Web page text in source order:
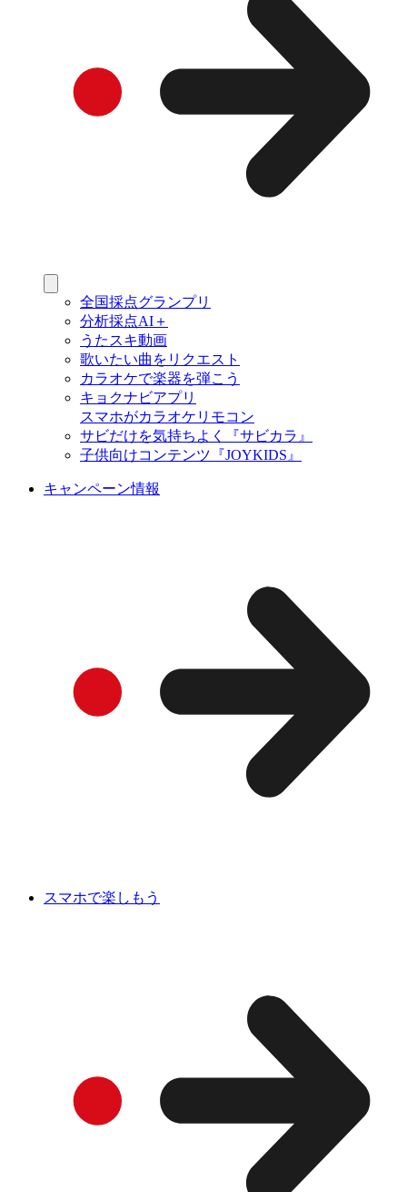
全国採点グランプリ
分析採点AI＋
うたスキ動画
歌いたい曲をリクエスト
カラオケで楽器を弾こう
キョクナビアプリ
スマホがカラオケリモコン
サビだけを気持ちよく『サビカラ』
子供向けコンテンツ『JOYKIDS』
キャンペーン情報
スマホで楽しもう